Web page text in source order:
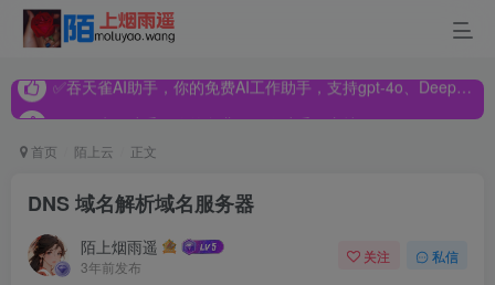
✅吞天雀AI助手，你的免费AI工作助手，支持gpt-4o、DeepSeek、Claude🔥🔥🔥🔥
✅吞天雀AI助手，你的免费AI工作助手，支持gpt-4o、DeepSeek、Claude🔥🔥🔥🔥
首页 陌上云 正文
DNS 域名解析域名服务器
陌上烟雨遥
3年前发布
关注 私信